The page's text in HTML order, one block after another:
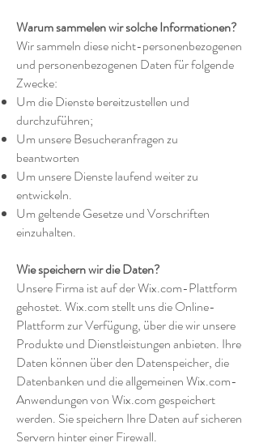
Warum sammelen wir solche Informationen?
Wir sammeln diese nicht-personenbezogenen
und personenbezogenen Daten für folgende
Zwecke:
Um die Dienste bereitzustellen und
durchzuführen;
Um unsere Besucheranfragen zu
beantworten
Um unsere Dienste laufend weiter zu
entwickeln.
Um geltende Gesetze und Vorschriften
einzuhalten.
Wie speichern wir die Daten?
Unsere Firma ist auf der Wix.com-Plattform
gehostet. Wix.com stellt uns die Online-
Plattform zur Verfügung, über die wir unsere
Produkte und Dienstleistungen anbieten. Ihre
Daten können über den Datenspeicher, die
Datenbanken und die allgemeinen Wix.com-
Anwendungen von Wix.com gespeichert
werden. Sie speichern Ihre Daten auf sicheren
Servern hinter einer Firewall.